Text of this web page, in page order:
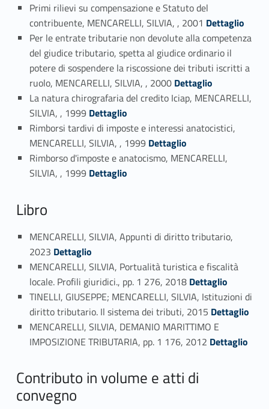
Primi rilievi su compensazione e Statuto del
contribuente, MENCARELLI, SILVIA, , 2001 Link identifier #identifier_person_166493-12
Dettaglio
Per le entrate tributarie non devolute alla competenza
del giudice tributario, spetta al giudice ordinario il
potere di sospendere la riscossione dei tributi iscritti a
ruolo, MENCARELLI, SILVIA, , 2000 Link identifier #identifier_person_109903-13
Dettaglio
La natura chirografaria del credito Iciap, MENCARELLI,
SILVIA, , 1999 Link identifier #identifier_person_80977-14
Dettaglio
Rimborsi tardivi di imposte e interessi anatocistici,
MENCARELLI, SILVIA, , 1999 Link identifier #identifier_person_86276-15
Dettaglio
Rimborso d'imposte e anatocismo, MENCARELLI,
SILVIA, , 1999Link identifier #identifier_person_158137-16
Dettaglio
Libro
MENCARELLI, SILVIA, Appunti di diritto tributario,
2023 Link identifier #identifier_person_167258-17
Dettaglio
MENCARELLI, SILVIA, Portualità turistica e fiscalità
locale. Profili giuridici., pp. 1 276, 2018 Link identifier #identifier_person_142859-18
Dettaglio
TINELLI, GIUSEPPE; MENCARELLI, SILVIA, Istituzioni di
diritto tributario. Il sistema dei tributi, 2015 Link identifier #identifier_person_33236-19
Dettaglio
MENCARELLI, SILVIA, DEMANIO MARITTIMO E
IMPOSIZIONE TRIBUTARIA, pp. 1 176, 2012 Link identifier #identifier_person_4362-20
Dettaglio
Contributo in volume e atti di
convegno